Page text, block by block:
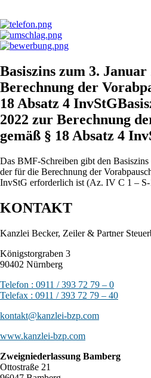
Basiszins zum 3. Januar
Berechnung der
18 Absatz 4
2022 zur Berechnung
gemäß § 18 Absatz 4
Das BMF-Schreiben gibt den
der für die Berechnung der
InvStG erforderlich ist (Az. IV C 1 –
KONTAKT
Kanzlei Becker, Zeiler & Partner
Königstorgraben 3
90402 Nürnberg
Telefon : 0911 / 393 72 79 – 0
Telefax : 0911 / 393 72 79 – 40
kontakt@kanzlei-bzp.com
www.kanzlei-bzp.com
Zweigniederlassung Bamberg
Ottostraße 21